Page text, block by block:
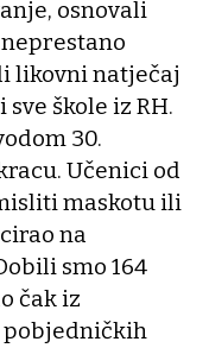
osnovali
likovni natječaj
škole iz RH.
30.
Učenici od
maskotu ili
na
smo 164
čak iz
pobjedničkih